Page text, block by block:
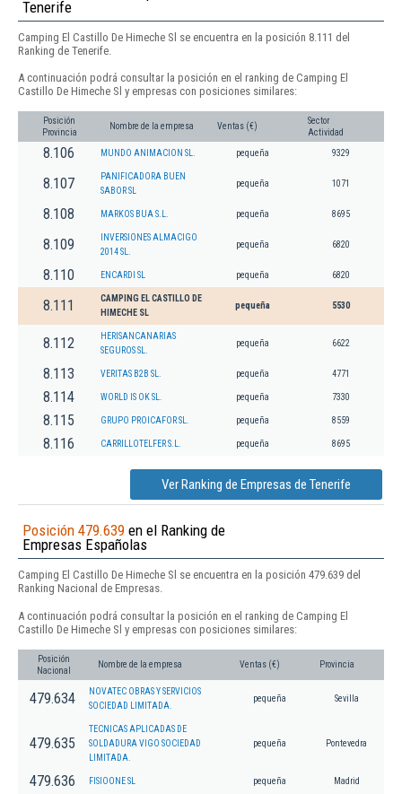
Tenerife
Camping El Castillo De Himeche Sl se encuentra en la posición 8.111 del
Ranking de Tenerife.
A continuación podrá consultar la posición en el ranking de Camping El
Castillo De Himeche Sl y empresas con posiciones similares:
Posición
Provincia
Nombre de la empresa Ventas (€)
Sector
Actividad
8.106 MUNDO ANIMACION SL. pequeña 9329
8.107
PANIFICADORA BUEN
SABOR SL
pequeña 1071
8.108 MARKOS BUA S.L. pequeña 8695
8.109
INVERSIONES ALMACIGO
2014 SL.
pequeña 6820
8.110 ENCARDI SL pequeña 6820
8.111
CAMPING EL CASTILLO DE
HIMECHE SL
pequeña 5530
8.112
HERISANCANARIAS
SEGUROS SL.
pequeña 6622
8.113 VERITAS B2B SL. pequeña 4771
8.114 WORLD IS OK SL. pequeña 7330
8.115 GRUPO PROICAFOR SL. pequeña 8559
8.116 CARRILLOTELFER S.L. pequeña 8695
Ver Ranking de Empresas de Tenerife
Posición 479.639 en el Ranking de
Empresas Españolas
Camping El Castillo De Himeche Sl se encuentra en la posición 479.639 del
Ranking Nacional de Empresas.
A continuación podrá consultar la posición en el ranking de Camping El
Castillo De Himeche Sl y empresas con posiciones similares:
Posición
Nacional
Nombre de la empresa Ventas (€) Provincia
479.634
NOVATEC OBRAS Y SERVICIOS
SOCIEDAD LIMITADA.
pequeña Sevilla
479.635
TECNICAS APLICADAS DE
SOLDADURA VIGO SOCIEDAD
LIMITADA.
pequeña Pontevedra
479.636 FISIOONE SL pequeña Madrid